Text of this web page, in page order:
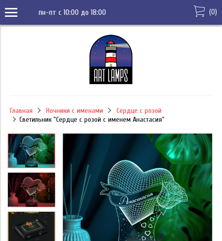
пн-пт с 10:00 до 18:00 (0)
Главная Ночники с именами
Сердце с розой
Светильник "Сердце с розой с именем Анастасия"